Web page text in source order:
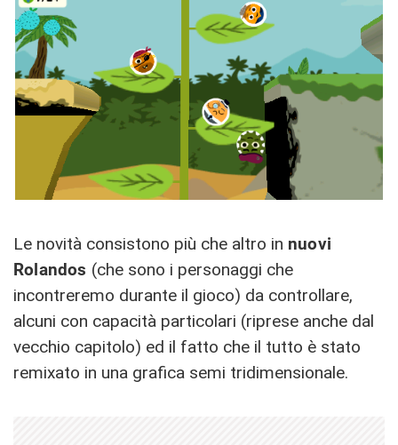
Le novità consistono più che altro in nuovi
Rolandos (che sono i personaggi che
incontreremo durante il gioco) da controllare,
alcuni con capacità particolari (riprese anche dal
vecchio capitolo) ed il fatto che il tutto è stato
remixato in una grafica semi tridimensionale.